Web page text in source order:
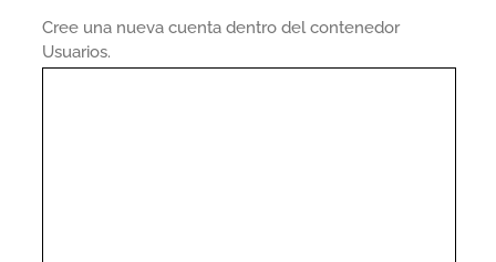
Cree una nueva cuenta dentro del contenedor
Usuarios.